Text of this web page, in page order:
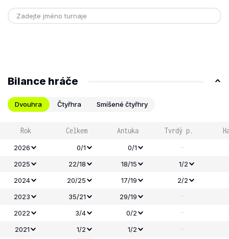
Bilance hráče
Dvouhra Čtyřhra Smíšené čtyřhry
Rok Celkem Antuka Tvrdý p.
2026 0/1 0/1 -
2025 22/18 18/15
1/2
2024
20/25 17/19
2/2
2023
35/21 29/19 -
2022 3/4 0/2 -
2021 1/2 1/2 -